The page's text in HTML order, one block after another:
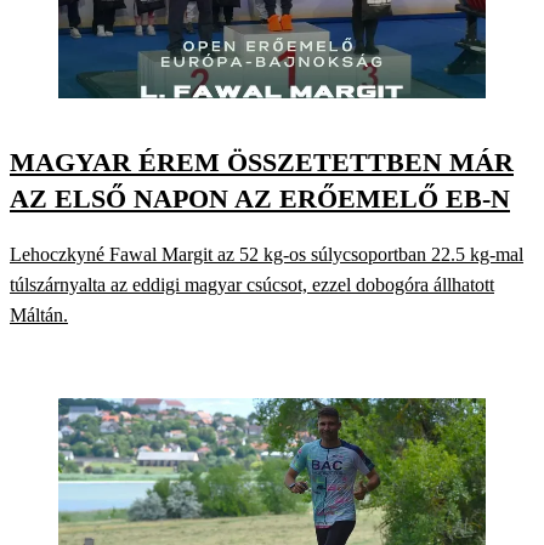
MAGYAR ÉREM ÖSSZETETTBEN MÁR
AZ ELSŐ NAPON AZ ERŐEMELŐ EB-N
Lehoczkyné Fawal Margit az 52 kg-os súlycsoportban 22.5 kg-mal
túlszárnyalta az eddigi magyar csúcsot, ezzel dobogóra állhatott
Máltán.